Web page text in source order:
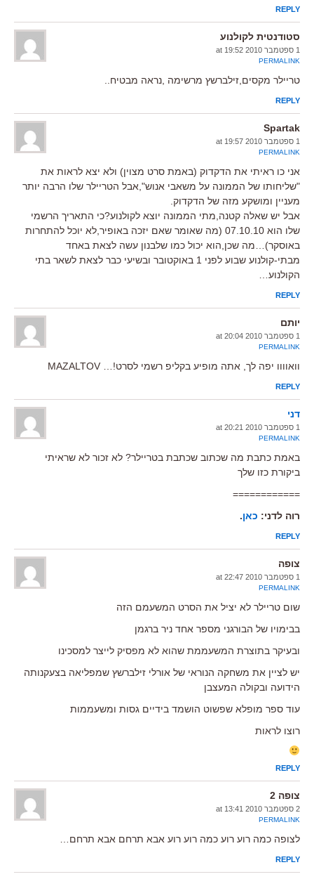
REPLY
סטודנטית לקולנוע
1 ספטמבר 2010 at 19:52
PERMALINK
טריילר מקסים,זילברשץ מרשימה ,נראה מבטיח..
REPLY
Spartak
1 ספטמבר 2010 at 19:57
PERMALINK
אני כו ראיתי את הדקדוק (באמת סרט מצוין) ולא יצא לראות את
"שליחותו של הממונה על משאבי אנוש",אבל הטריילר שלו הרבה יותר
מעניין ומושקע מזה של הדקדוק.
אבל יש שאלה קטנה,מתי הממונה יוצא לקולנוע?כי התאריך הרשמי
שלו הוא 07.10.10 (מה שאומר שאם יזכה באופיר,לא יוכל להתחרות
באוסקר)…מה שכן,הוא יכול כמו שלבנון עשה לצאת באחד
מבתי-קולנוע שבוע לפני 1 באוקטובר ובשיעי כבר לצאת לשאר בתי
הקולנוע…
REPLY
יותם
1 ספטמבר 2010 at 20:04
PERMALINK
וואוווו יפה לך, אתה מופיע בקליפ רשמי לסרט!… MAZALTOV
REPLY
דני
1 ספטמבר 2010 at 20:21
PERMALINK
באמת כתבת מה שכתוב שכתבת בטריילר? לא זכור לא שראיתי
ביקורת כזו שלך
============
רוה לדני: כאן.
REPLY
צופה
1 ספטמבר 2010 at 22:47
PERMALINK
שום טריילר לא יציל את הסרט המשעמם הזה
בבימויו של הבורגני מספר אחד ניר ברגמן
ובעיקר בתוצרת המשעממת שהוא לא מפסיק לייצר למסכינו
יש לציין את משחקה הנוראי של אורלי זילברשץ שמפליאה בצעקנותה
הידועה ובקולה המעצבן
עוד ספר מופלא שפשוט הושמד בידיים גסות ומשעממות
רוצו לראות
REPLY
צופה 2
2 ספטמבר 2010 at 13:41
PERMALINK
לצופה כמה רוע רוע כמה רוע רוע אבא תרחם אבא תרחם…
REPLY